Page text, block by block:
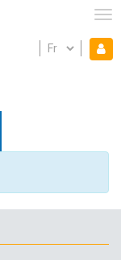
Mon espace
Select